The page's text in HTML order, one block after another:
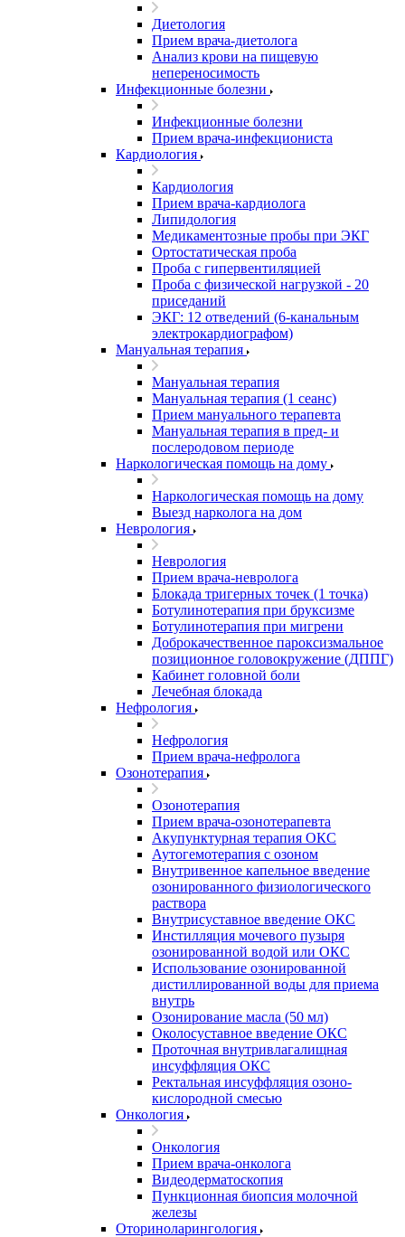
Диетология
Прием врача-диетолога
Анализ крови на пищевую
непереносимость
Инфекционные болезни
Инфекционные болезни
Прием врача-инфекциониста
Кардиология
Кардиология
Прием врача-кардиолога
Липидология
Медикаментозные пробы при ЭКГ
Ортостатическая проба
Проба с гипервентиляцией
Проба с физической нагрузкой - 20
приседаний
ЭКГ: 12 отведений (6-канальным
электрокардиографом)
Мануальная терапия
Мануальная терапия
Мануальная терапия (1 сеанс)
Прием мануального терапевта
Мануальная терапия в пред- и
послеродовом периоде
Наркологическая помощь на дому
Наркологическая помощь на дому
Выезд нарколога на дом
Неврология
Неврология
Прием врача-невролога
Блокада тригерных точек (1 точка)
Ботулинотерапия при бруксизме
Ботулинотерапия при мигрени
Доброкачественное пароксизмальное
позиционное головокружение (ДППГ)
Кабинет головной боли
Лечебная блокада
Нефрология
Нефрология
Прием врача-нефролога
Озонотерапия
Озонотерапия
Прием врача-озонотерапевта
Акупунктурная терапия ОКС
Аутогемотерапия с озоном
Внутривенное капельное введение
озонированного физиологического
раствора
Внутрисуставное введение ОКС
Инстилляция мочевого пузыря
озонированной водой или ОКС
Использование озонированной
дистиллированной воды для приема
внутрь
Озонирование масла (50 мл)
Околосуставное введение ОКС
Проточная внутривлагалищная
инсуффляция ОКС
Ректальная инсуффляция озоно-
кислородной смесью
Онкология
Онкология
Прием врача-онколога
Видеодерматоскопия
Пункционная биопсия молочной
железы
Оториноларингология